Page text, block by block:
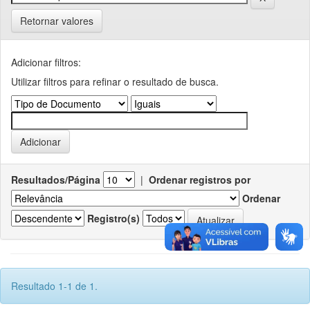
Retornar valores
Adicionar filtros:
Utilizar filtros para refinar o resultado de busca.
Resultados/Página | Ordenar registros por
Ordenar
Registro(s)
Resultado 1-1 de 1.